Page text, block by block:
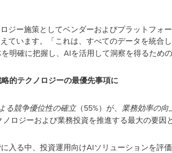
ジー施策としてベンダーおよびプラットフォ
ています。「これは、すべてのデータを統合
明確に把握し、AIを活用して洞察を得るための
的テクノロジーの最優先事項に
る競争優位性の確立（55%）が、 業務効率の向
ロジーおよび業務投資を推進する最大の要因
入る中、投資運用向けAIソリューションを評価